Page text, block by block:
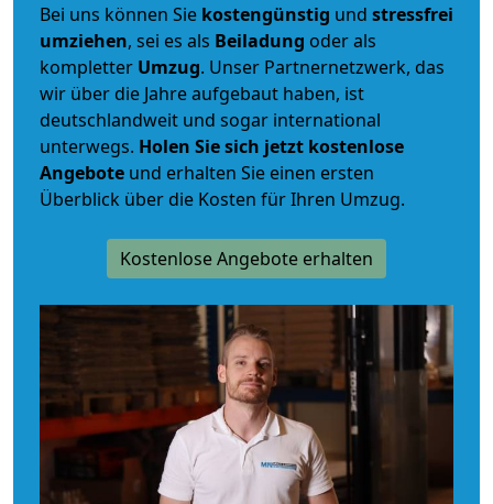
Bei uns können Sie kostengünstig und stressfrei
umziehen, sei es als Beiladung oder als
kompletter Umzug. Unser Partnernetzwerk, das
wir über die Jahre aufgebaut haben, ist
deutschlandweit und sogar international
unterwegs. Holen Sie sich jetzt kostenlose
Angebote und erhalten Sie einen ersten
Überblick über die Kosten für Ihren Umzug.
Kostenlose Angebote erhalten